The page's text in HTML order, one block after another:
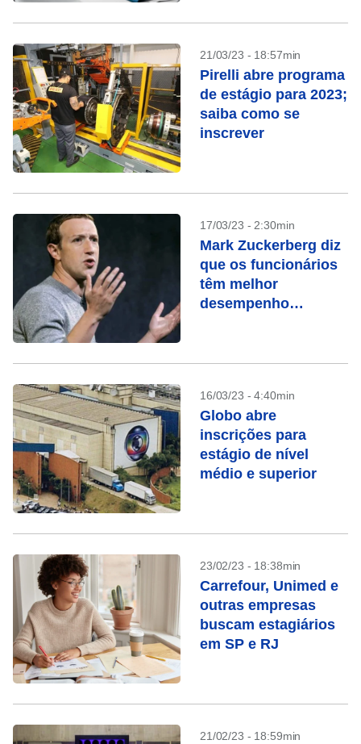
21/03/23 - 18:57min
Pirelli abre programa
de estágio para 2023;
saiba como se
inscrever
17/03/23 - 2:30min
Mark Zuckerberg diz
que os funcionários
têm melhor
desempenho
16/03/23 - 4:40min
Globo abre
inscrições para
estágio de nível
médio e superior
23/02/23 - 18:38min
Carrefour, Unimed e
outras empresas
buscam estagiários
em SP e RJ
21/02/23 - 18:59min